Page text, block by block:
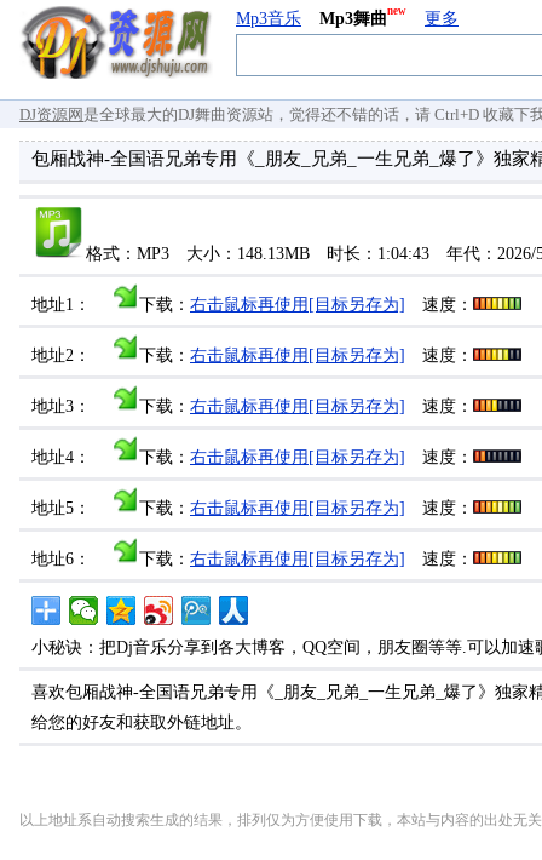
Mp3音乐 Mp3舞曲new 更多
DJ资源网 是全球最大的DJ舞曲资源站，觉得还不错的话，请 Ctrl+D 收藏下
包厢战神-全国语兄弟专用《_朋友_兄弟_一生兄弟_爆了》独家
格式：MP3 大小：148.13MB 时长：1:04:43 年代：
地址1： 下载： 右击鼠标再使用[目标另存为] 速度：
地址2： 下载： 右击鼠标再使用[目标另存为] 速度：
地址3： 下载： 右击鼠标再使用[目标另存为] 速度：
地址4： 下载： 右击鼠标再使用[目标另存为] 速度：
地址5： 下载： 右击鼠标再使用[目标另存为] 速度：
地址6： 下载： 右击鼠标再使用[目标另存为] 速度：
小秘诀：把Dj音乐分享到各大博客，QQ空间，朋友圈等等.可以加速
喜欢包厢战神-全国语兄弟专用《_朋友_兄弟_一生兄弟_爆了》独家
给您的好友和获取外链地址。
以上地址系自动搜索生成的结果，排列仅为方便使用下载，本站与内容的出处无